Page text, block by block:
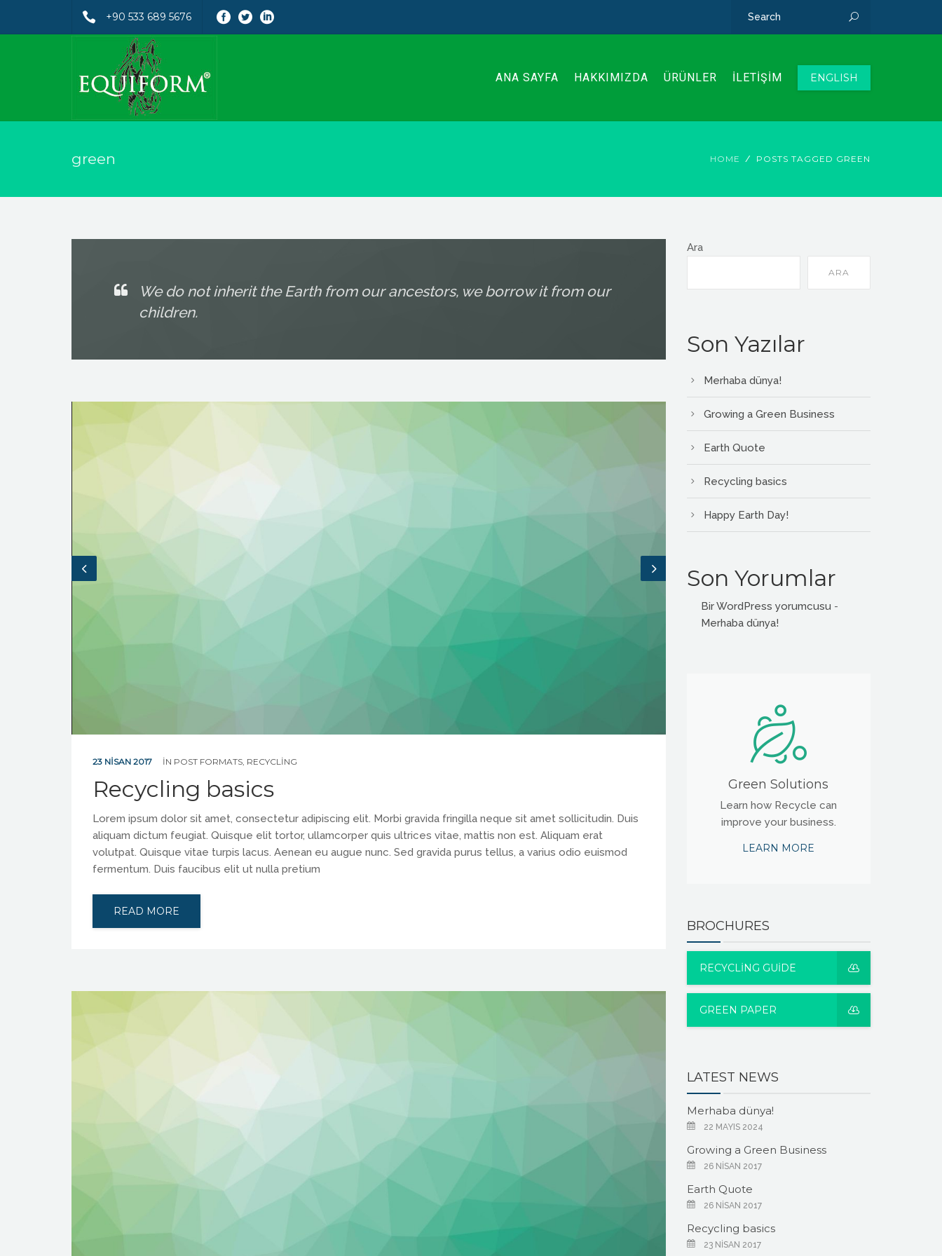
+90 533 689 5676
ANA SAYFA HAKKIMIZDA ÜRÜNLER İLETİŞİM ENGLISH
green HOME POSTS TAGGED GREEN
We do not inherit the Earth from our ancestors, we borrow it from our
children.
23 NISAN 2017 IN POST FORMATS, RECYCLING
Recycling basics
Lorem ipsum dolor sit amet, consectetur adipiscing elit. Morbi gravida fringilla neque sit amet sollicitudin. Duis
aliquam dictum feugiat. Quisque elit tortor, ullamcorper quis ultrices vitae, mattis non est. Aliquam erat
volutpat. Quisque vitae turpis lacus. Aenean eu augue nunc. Sed gravida purus tellus, a varius odio euismod
fermentum. Duis faucibus elit ut nulla pretium
READ MORE
Ara
ARA
Son Yazılar
Merhaba dünya!
Growing a Green Business
Earth Quote
Recycling basics
Happy Earth Day!
Son Yorumlar
Bir WordPress yorumcusu -
Merhaba dünya!
Green Solutions
Learn how Recycle can
improve your business.
LEARN MORE
BROCHURES
RECYCLING GUIDE
GREEN PAPER
LATEST NEWS
Merhaba dünya!
22 MAYIS 2024
Growing a Green Business
26 NISAN 2017
Earth Quote
26 NISAN 2017
Recycling basics
23 NISAN 2017